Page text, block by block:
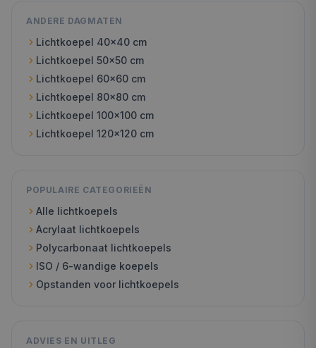
ANDERE DAGMATEN
Lichtkoepel 40x40 cm
Lichtkoepel 50x50 cm
Lichtkoepel 60x60 cm
Lichtkoepel 80x80 cm
Lichtkoepel 100x100 cm
Lichtkoepel 120x120 cm
POPULAIRE CATEGORIEËN
Alle lichtkoepels
Acrylaat lichtkoepels
Polycarbonaat lichtkoepels
ISO / 6-wandige koepels
Opstanden voor lichtkoepels
ADVIES EN UITLEG